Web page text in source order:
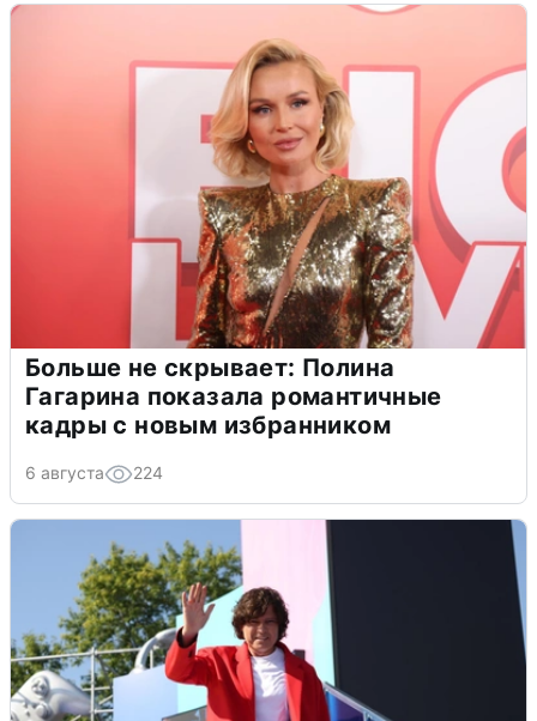
Больше не скрывает: Полина
Гагарина показала романтичные
кадры с новым избранником
6 августа 224